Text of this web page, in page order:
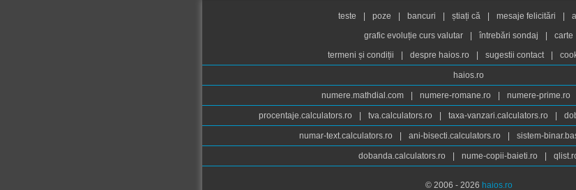
teste poze bancuri știați că mesaje felicitări
grafic evoluție curs valutar
întrebări sondaj
carte
termeni și condiții
despre haios.ro sugestii contact
haios.ro
numere.mathdial.com numere-romane.ro numere-prime.ro
procentaje.calculators.ro tva.calculators.ro taxa-vanzari.calculators.ro
numar-text.calculators.ro ani-bisecti.calculators.ro sistem-
dobanda.calculators.ro nume-copii-baieti.ro
© 2006 - 2026 haios.ro